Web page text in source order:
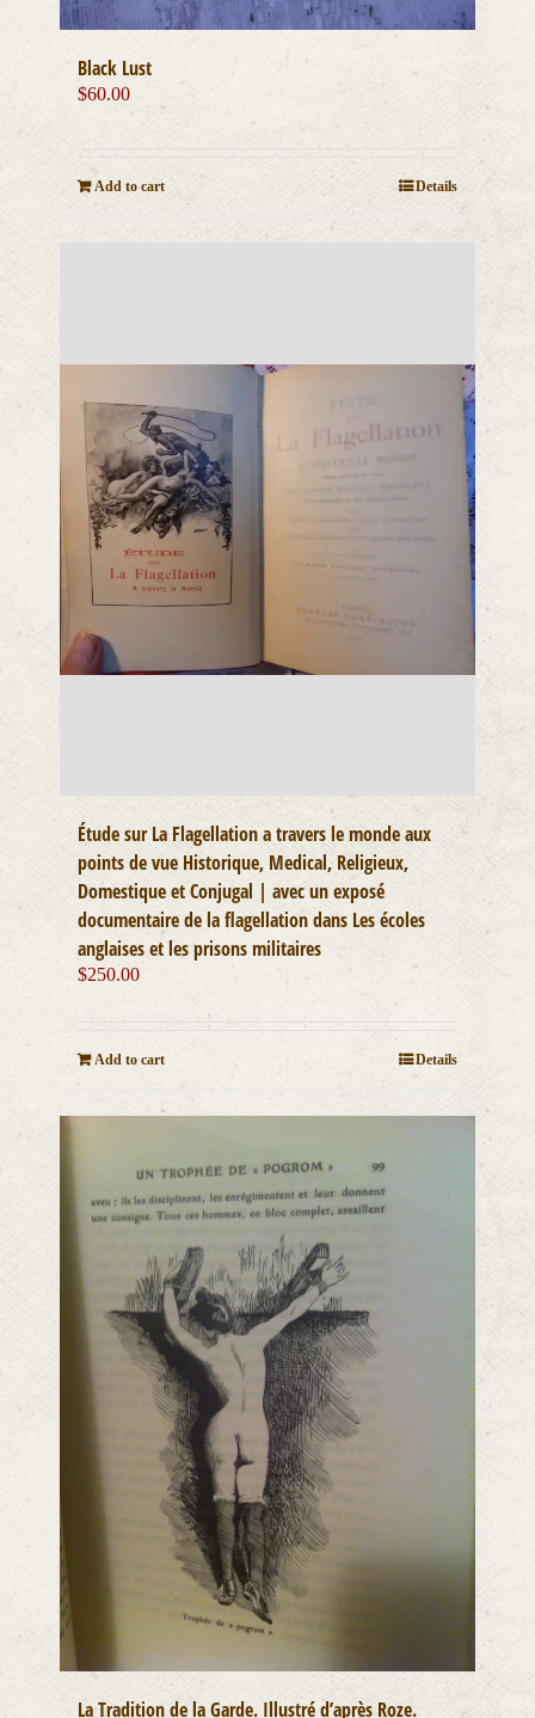
Black Lust
$60.00
Add to cart Details
Étude sur La Flagellation a travers le monde aux
points de vue Historique, Medical, Religieux,
Domestique et Conjugal | avec un exposé
documentaire de la flagellation dans Les écoles
anglaises et les prisons militaires
$250.00
Add to cart Details
La Tradition de la Garde. Illustré d’après Roze.